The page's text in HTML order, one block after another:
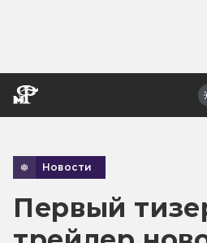
Новости
Первый